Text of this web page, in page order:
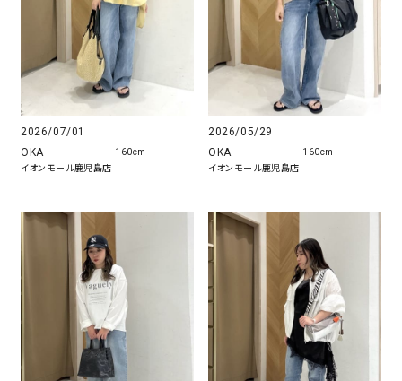
2026/07/01
OKA
イオンモール鹿児島店
160cm
2026/05/29
OKA
イオンモール鹿児島店
160cm